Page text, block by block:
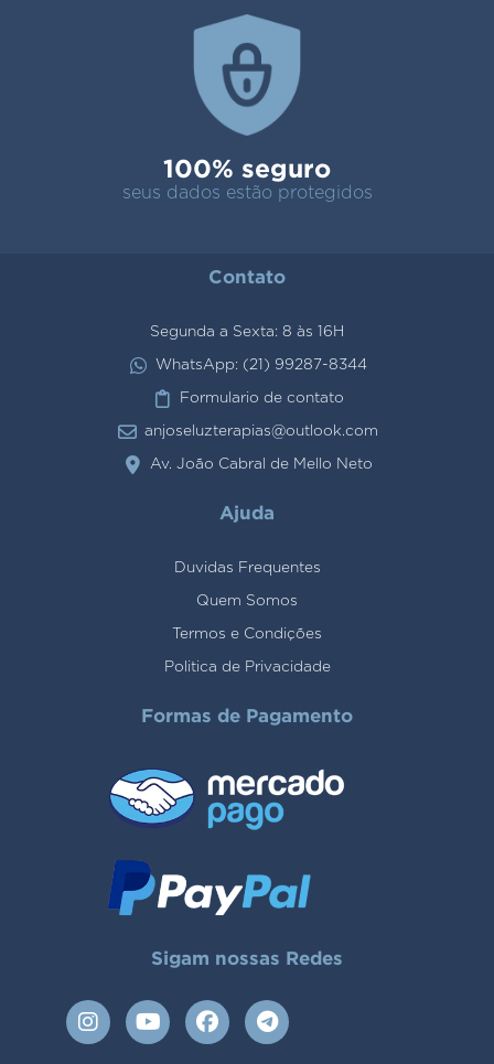
100% seguro
seus dados estão protegidos
Contato
Segunda a Sexta: 8 às 16H
WhatsApp: (21) 99287-8344
Formulario de contato
anjoseluzterapias@outlook.com
Av. João Cabral de Mello Neto
Ajuda
Duvidas Frequentes
Quem Somos
Termos e Condições
Politica de Privacidade
Formas de Pagamento
Sigam nossas Redes
I
n
Y
o
F
a
T
e